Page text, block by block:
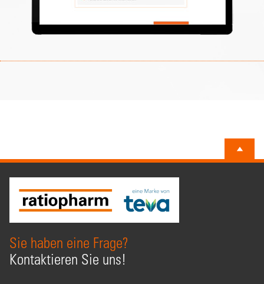
Sie haben eine Frage?
Kontaktieren Sie uns!